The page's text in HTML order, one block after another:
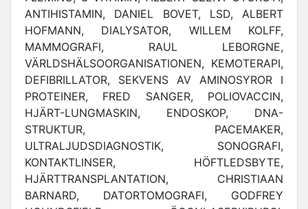
ANTIHISTAMIN, DANIEL BOVET, LSD, ALBERT
HOFMANN, DIALYSATOR, WILLEM KOLFF,
MAMMOGRAFI, RAUL LEBORGNE,
VÄRLDSHÄLSOORGANISATIONEN, KEMOTERAPI,
DEFIBRILLATOR, SEKVENS AV AMINOSYROR I
PROTEINER, FRED SANGER, POLIOVACCIN,
HJÄRT-LUNGMASKIN, ENDOSKOP, DNA-
STRUKTUR, PACEMAKER,
ULTRALJUDSDIAGNOSTIK, SONOGRAFI,
KONTAKTLINSER, HÖFTLEDSBYTE,
HJÄRTTRANSPLANTATION, CHRISTIAAN
BARNARD, DATORTOMOGRAFI, GODFREY